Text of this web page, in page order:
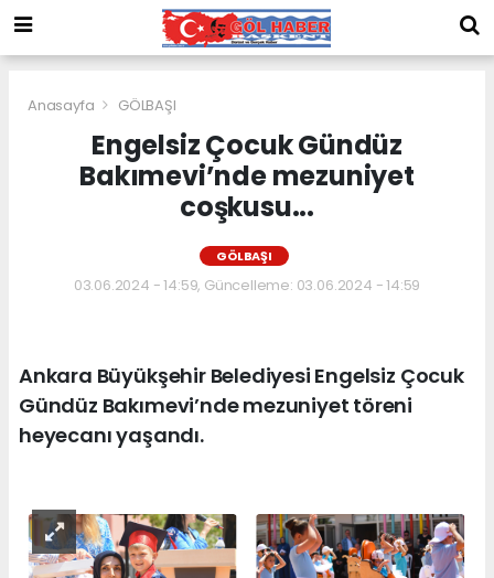
Anasayfa GÖLBAŞI
Engelsiz Çocuk Gündüz
Bakımevi’nde mezuniyet
coşkusu...
GÖLBAŞI
03.06.2024 - 14:59, Güncelleme: 03.06.2024 - 14:59
Ankara Büyükşehir Belediyesi Engelsiz Çocuk
Gündüz Bakımevi’nde mezuniyet töreni
heyecanı yaşandı.